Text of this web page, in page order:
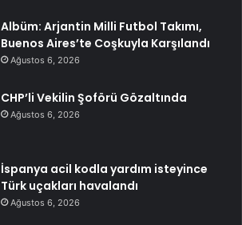
Albüm: Arjantin Milli Futbol Takımı,
Buenos Aires’te Coşkuyla Karşılandı
Ağustos 6, 2026
CHP’li Vekilin Şoförü Gözaltında
Ağustos 6, 2026
İspanya acil kodla yardım isteyince
Türk uçakları havalandı
Ağustos 6, 2026